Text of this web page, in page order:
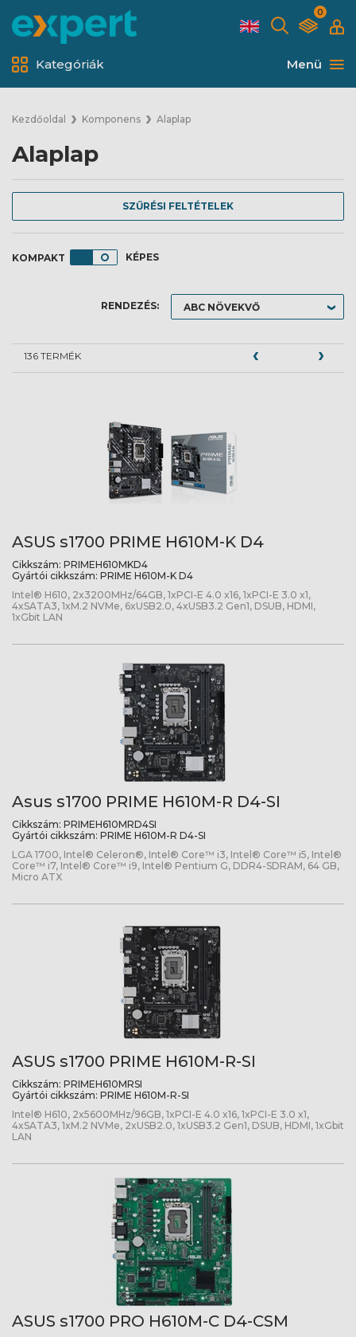
0
Menü
Kategóriák
Kezdőoldal Komponens Alaplap
Alaplap
SZŰRÉSI FELTÉTELEK
KÉPES
RENDEZÉS:
136 TERMÉK
ASUS s1700 PRIME H610M-K D4
Cikkszám: PRIMEH610MKD4
Gyártói cikkszám: PRIME H610M-K D4
Intel® H610, 2x3200MHz/64GB, 1xPCI-E 4.0 x16, 1xPCI-E 3.0 x1,
4xSATA3, 1xM.2 NVMe, 6xUSB2.0, 4xUSB3.2 Gen1, DSUB, HDMI,
1xGbit LAN
Asus s1700 PRIME H610M-R D4-SI
Cikkszám: PRIMEH610MRD4SI
Gyártói cikkszám: PRIME H610M-R D4-SI
LGA 1700, Intel® Celeron®, Intel® Core™ i3, Intel® Core™ i5, Intel®
Core™ i7, Intel® Core™ i9, Intel® Pentium G, DDR4-SDRAM, 64 GB,
Micro ATX
ASUS s1700 PRIME H610M-R-SI
Cikkszám: PRIMEH610MRSI
Gyártói cikkszám: PRIME H610M-R-SI
Intel® H610, 2x5600MHz/96GB, 1xPCI-E 4.0 x16, 1xPCI-E 3.0 x1,
4xSATA3, 1xM.2 NVMe, 2xUSB2.0, 1xUSB3.2 Gen1, DSUB, HDMI, 1xGbit
LAN
ASUS s1700 PRO H610M-C D4-CSM